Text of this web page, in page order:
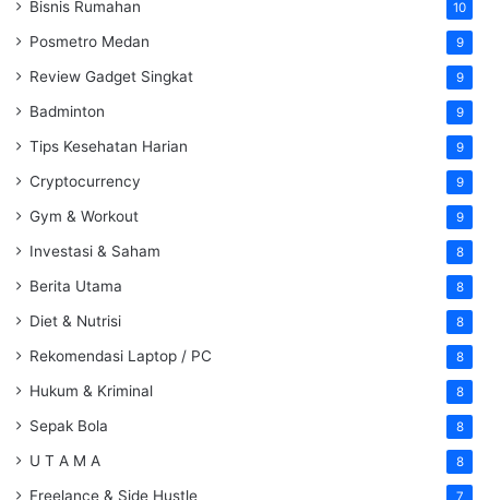
Bisnis Rumahan 10
Posmetro Medan 9
Review Gadget Singkat 9
Badminton 9
Tips Kesehatan Harian 9
Cryptocurrency 9
Gym & Workout 9
Investasi & Saham 8
Berita Utama 8
Diet & Nutrisi 8
Rekomendasi Laptop / PC 8
Hukum & Kriminal 8
Sepak Bola 8
U T A M A 8
Freelance & Side Hustle 7